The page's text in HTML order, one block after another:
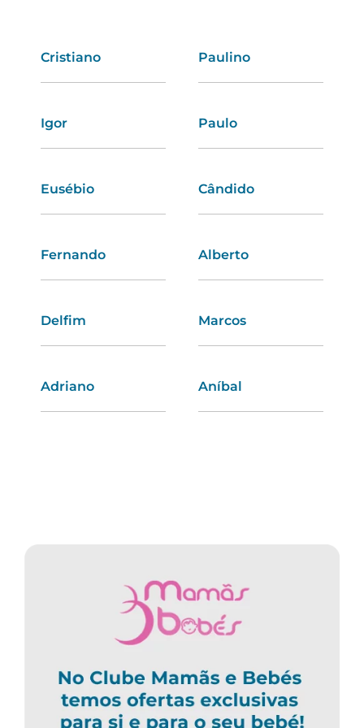
Cristiano Paulino
Igor Paulo
Eusébio Cândido
Fernando Alberto
Delfim Marcos
Adriano Aníbal
Olívia Emanuela
Pilar Alice
Dalila Matilde
Dores Débora
Tânia Valéria
Diana Maria